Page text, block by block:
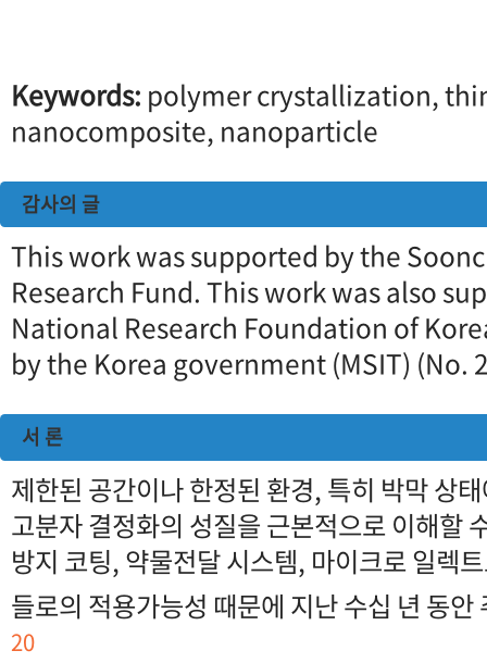
Keywords: polymer crystallization,
nanocomposite, nanoparticle
감사의 글
This work was supported by the
Research Fund. This work was also
National Research Foundation of
by the Korea government (MSIT) (No.
서 론
제한된 공간이나 한정된 환경, 특히 박막 상
고분자 결정화의 성질을 근본적으로 이해할
방지 코팅, 약물전달 시스템, 마이크로 일렉
들로의 적용가능성 때문에 지난 수십 년 동
20